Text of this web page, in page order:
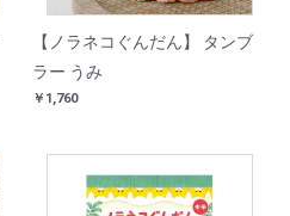
【ノラネコぐんだん】 タンブ
ラー うみ
￥1,760